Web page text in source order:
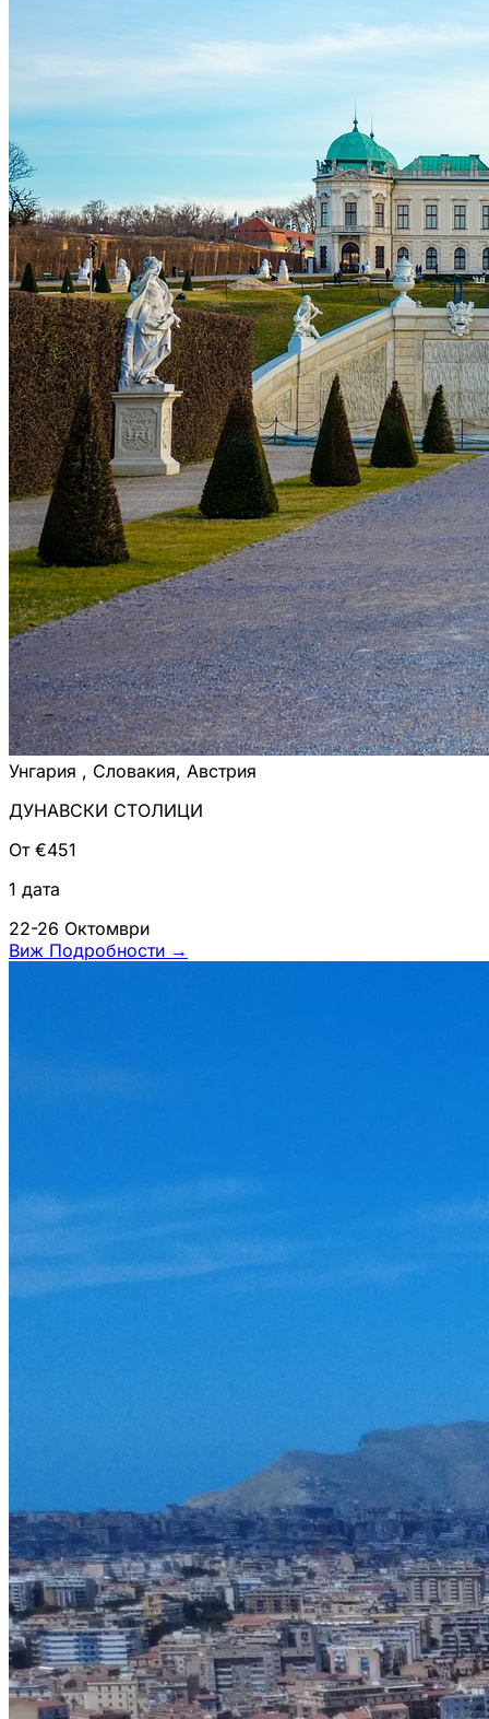
Унгария , Словакия, Австрия
ДУНАВСКИ СТОЛИЦИ
От €451
1 дата
22-26 Октомври
Виж Подробности →